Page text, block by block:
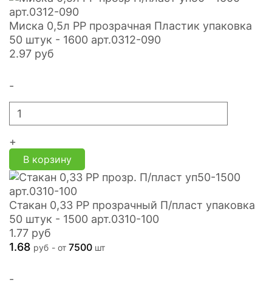
Миска 0,5л PP прозрачная Пластик упаковка
50 штук - 1600 арт.0312-090
2.97 руб
-
+
В корзину
Стакан 0,33 PP прозрачный П/пласт упаковка
50 штук - 1500 арт.0310-100
1.77 руб
1.68 руб - от 7500 шт
-